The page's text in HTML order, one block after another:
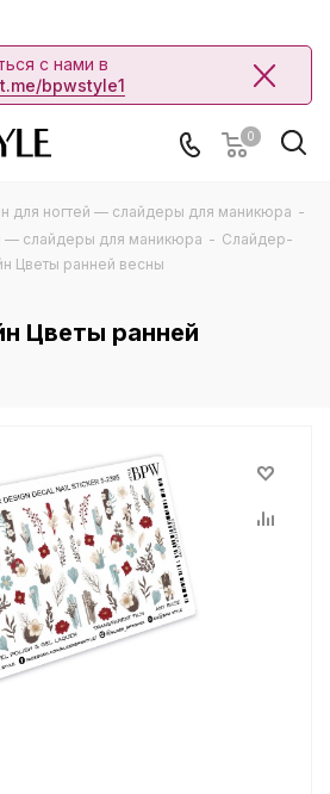
с нами в
bpwstyle1
0
для ногтей — слайдеры для маникюра -
— слайдеры для маникюра - Слайдер-
Цветы ранней весны
Цветы ранней